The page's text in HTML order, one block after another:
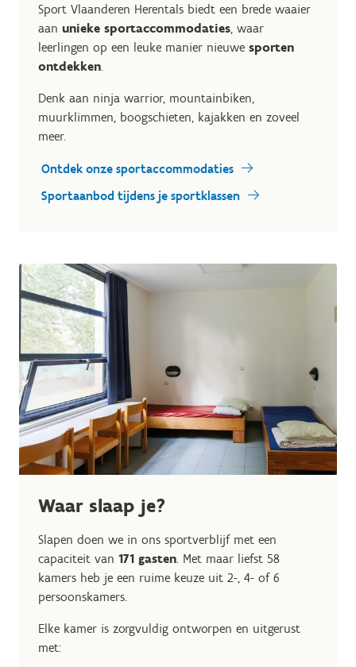
Sport Vlaanderen Herentals biedt een brede waaier
aan unieke sportaccommodaties , waar
leerlingen op een leuke manier nieuwe sporten
ontdekken
Denk aan ninja warrior, mountainbiken,
muurklimmen, boogschieten, kajakken en zoveel
meer.
Ontdek onze sportaccommodaties
Sportaanbod tijdens je sportklassen
Waar slaap je?
Slapen doen we in ons sportverblijf met een
capaciteit van 171 gasten. Met maar liefst 58
kamers heb je een ruime keuze uit 2-, 4- of 6
persoonskamers.
Elke kamer is zorgvuldig ontworpen en uitgerust
met: